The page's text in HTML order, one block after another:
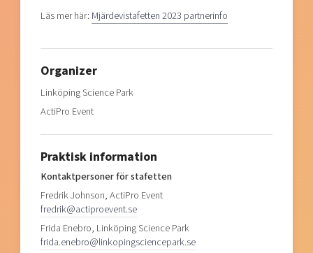
Läs mer här: Mjärdevistafetten 2023 partnerinfo
Organizer
Linköping Science Park
ActiPro Event
Praktisk information
Kontaktpersoner för stafetten
Fredrik Johnson,ActiPro Event
fredrik@actiproevent.se
Frida Enebro, Linköping Science Park
frida.enebro@linkopingsciencepark.se